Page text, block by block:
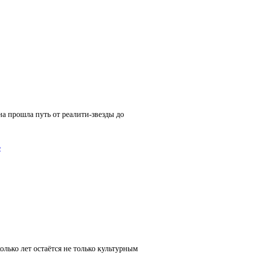
прошла путь от реалити-звезды до
лет остаётся не только культурным